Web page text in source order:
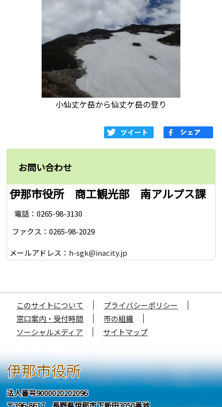
小仙丈ケ岳から仙丈ケ岳の登り
お問い合わせ
伊那市役所 商工観光部 南アルプス課
電話：0265-98-3130
ファクス：0265-98-2029
メールアドレス： h-sgk@inacity.jp
このサイトについて
プライバシーポリシー
窓口案内・受付時間
市の組織
ソーシャルメディア
サイトマップ
伊那市役所
法人番号9000020202096